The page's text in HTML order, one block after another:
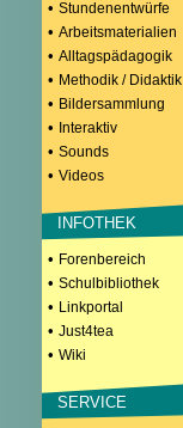
• Stundenentwürfe
• Arbeitsmaterialien
• Alltagspädagogik
• Methodik / Didaktik
• Bildersammlung
• Interaktiv
• Sounds
• Videos
INFOTHEK
• Forenbereich
• Schulbibliothek
• Linkportal
• Just4tea
• Wiki
SERVICE